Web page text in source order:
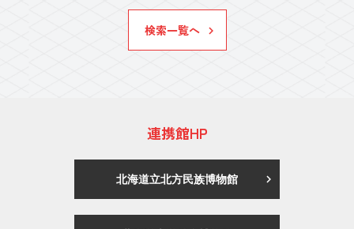
検索一覧へ
連携館HP
北海道立北方民族博物館